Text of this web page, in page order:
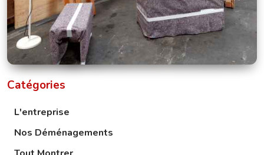
Catégories
L'entreprise
Nos Déménagements